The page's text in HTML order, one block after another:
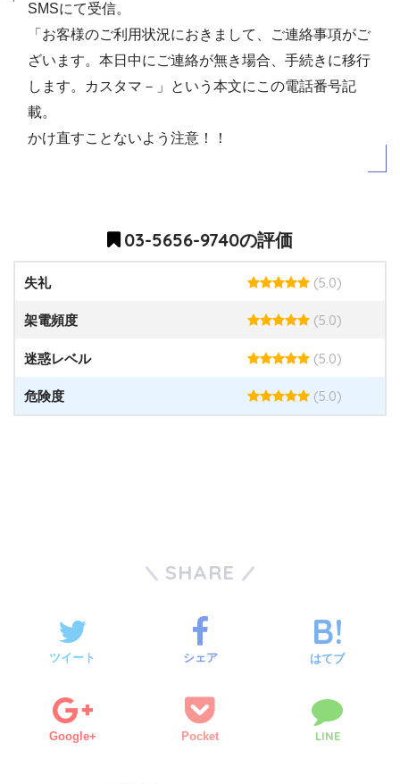
SMSにて受信。
「お客様のご利用状況におきまして、ご連絡事項がご
ざいます。本日中にご連絡が無き場合、手続きに移行
します。カスタマ－」という本文にこの電話番号記
載。
かけ直すことないよう注意！！
03-5656-9740の評価
失礼 (5.0)
架電頻度 (5.0)
迷惑レベル (5.0)
危険度 (5.0)
SHARE
ツイート シェア はてブ
Google+ Pocket LINE